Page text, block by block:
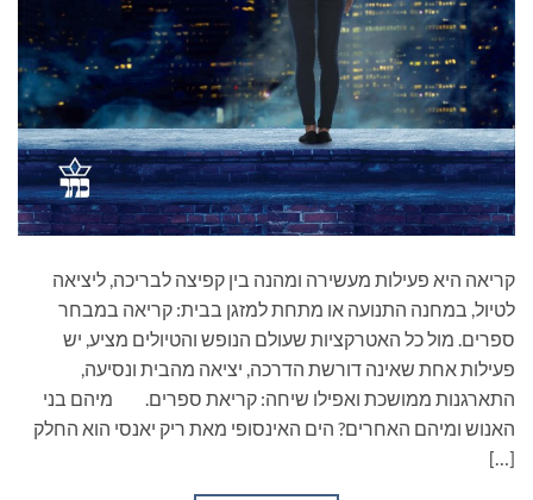
קריאה היא פעילות מעשירה ומהנה בין קפיצה לבריכה, ליציאה
לטיול, במחנה התנועה או מתחת למזגן בבית: קריאה במבחר
ספרים. מול כל האטרקציות שעולם הנופש והטיולים מציע, יש
פעילות אחת שאינה דורשת הדרכה, יציאה מהבית ונסיעה,
התארגנות ממושכת ואפילו שיחה: קריאת ספרים. מיהם בני
האנוש ומיהם האחרים? הים האינסופי מאת ריק יאנסי הוא החלק
[…]